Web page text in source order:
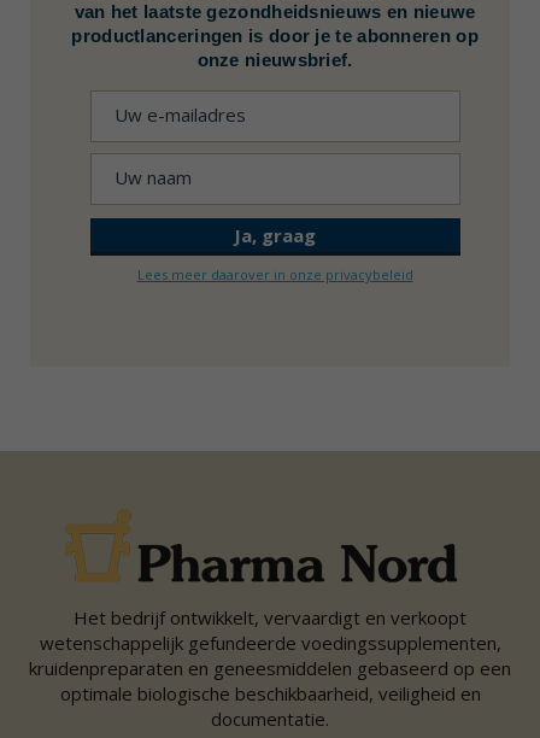
van het laatste gezondheidsnieuws en nieuwe
productlanceringen is door je te abonneren op
onze nieuwsbrief.
Lees meer daarover in onze privacybeleid
Het bedrijf ontwikkelt, vervaardigt en verkoopt
wetenschappelijk gefundeerde voedingssupplementen,
kruidenpreparaten en geneesmiddelen gebaseerd op een
optimale biologische beschikbaarheid, veiligheid en
documentatie.